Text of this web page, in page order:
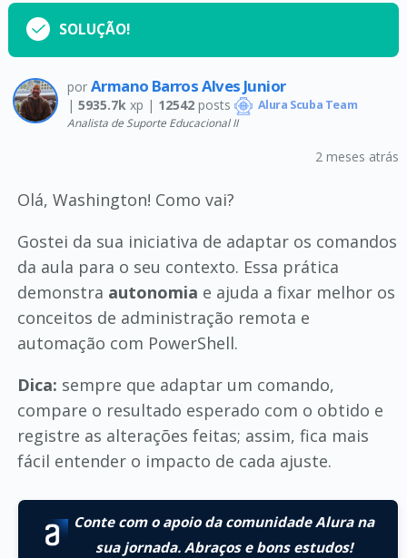
SOLUÇÃO!
por Armano Barros Alves Junior
| 5935.7k xp | 12542posts Alura Scuba Team
Analista de Suporte Educacional II
2 meses atrás
Olá, Washington! Como vai?
Gostei da sua iniciativa de adaptar os comandos
da aula para o seu contexto. Essa prática
demonstra autonomia e ajuda a fixar melhor os
conceitos de administração remota e
automação com PowerShell.
Dica: sempre que adaptar um comando,
compare o resultado esperado com o obtido e
registre as alterações feitas; assim, fica mais
fácil entender o impacto de cada ajuste.
Conte com o apoio da comunidade Alura na
sua jornada. Abraços e bons estudos!